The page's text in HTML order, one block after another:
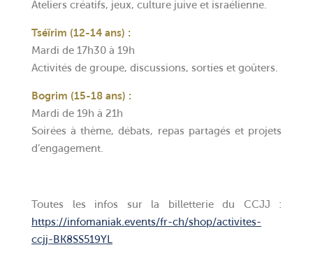
Ateliers créatifs, jeux, culture juive et israélienne.
Tséïrim (12-14 ans) :
Mardi de 17h30 à 19h
Activités de groupe, discussions, sorties et goûters.
Bogrim (15-18 ans) :
Mardi de 19h à 21h
Soirées à thème, débats, repas partagés et projets
d’engagement.
Toutes les infos sur la billetterie du CCJJ :
https://infomaniak.events/fr-ch/shop/activites-
ccjj-BK8SS519YL